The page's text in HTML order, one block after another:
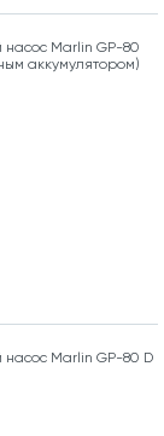
насос Marlin GP-80
аккумулятором)
насос Marlin GP-80 D